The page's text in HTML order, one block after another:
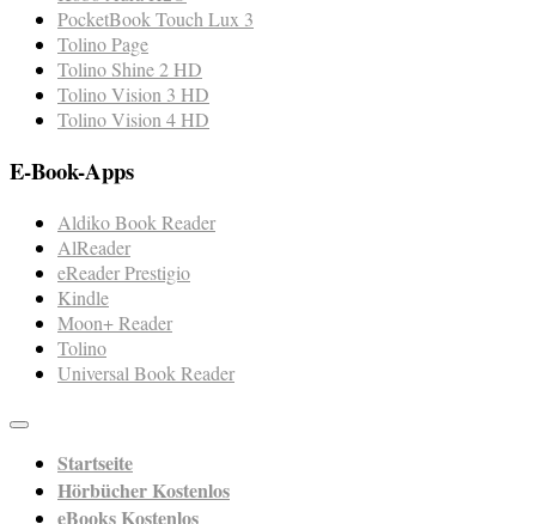
PocketBook Touch Lux 3
Tolino Page
Tolino Shine 2 HD
Tolino Vision 3 HD
Tolino Vision 4 HD
E-Book-Apps
Aldiko Book Reader
AlReader
eReader Prestigio
Kindle
Moon+ Reader
Tolino
Universal Book Reader
Startseite
Hörbücher Kostenlos
eBooks Kostenlos